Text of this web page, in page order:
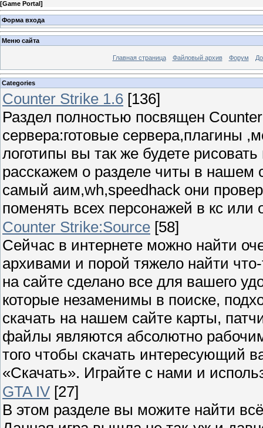
[Game Portal]
Форма входа
Меню сайта
Главная страница Файловый архив Форум
Categories
Counter Strike 1.6 [136]
Раздел полностью посвящен
сервера:готовые сервера,плагины
логотипы вы так же будете
расскажем о разделе читы в нашем
самый аим,wh,speedhack они
поменять всех персонажей в кс или
Counter Strike:Source [58]
Сейчас в интернете можно найти
архивами и порой тяжело найти
на сайте сделано все для вашего
которые незаменимы в поиске,
скачать на нашем сайте карты,
файлы являются абсолютно
того чтобы скачать интересующий
«Скачать». Играйте с нами и
GTA IV [27]
В этом разделе вы можите найти